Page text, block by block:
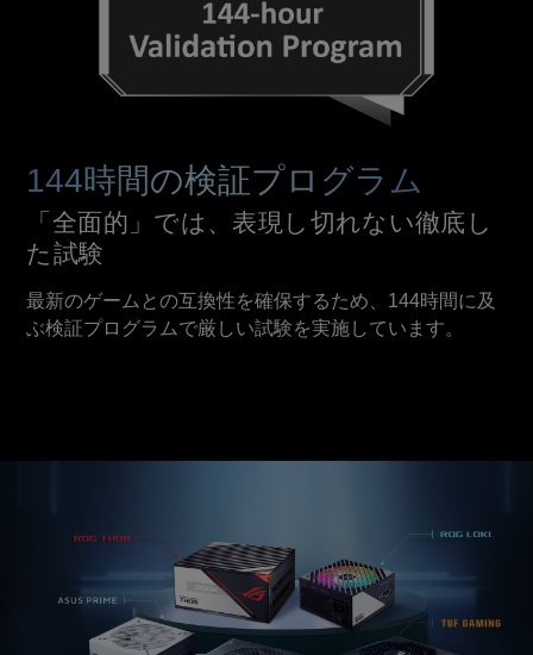
144時間の検証プログラム
「全面的」では、表現し切れない徹底し
た試験
最新のゲームとの互換性を確保するため、144時間に及
ぶ検証プログラムで厳しい試験を実施しています。